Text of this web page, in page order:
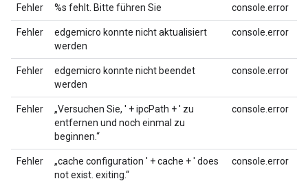
Fehler %s fehlt. Bitte führen Sie console.error
Fehler
edgemicro konnte nicht aktualisiert
werden
console.error
Fehler
edgemicro konnte nicht beendet
werden
console.error
Fehler
„Versuchen Sie, ' + ipcPath + ' zu
entfernen und noch einmal zu
beginnen.“
console.error
Fehler
„cache configuration ' + cache + ' does
not exist. exiting.“
console.error